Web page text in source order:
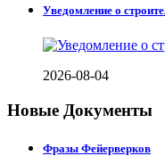
Уведомление о
2026-08-04
Новые Документы
Фразы Фейерверков